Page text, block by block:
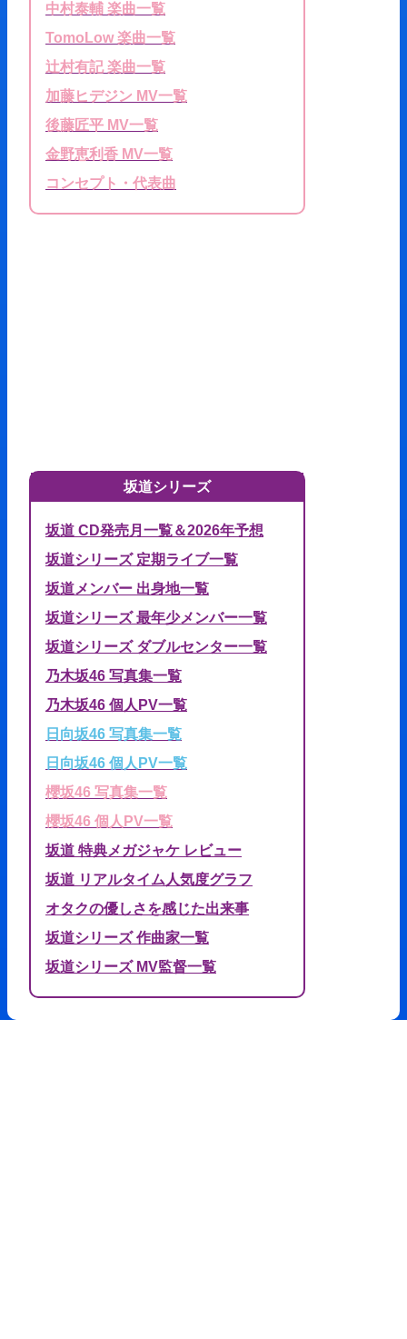
中村泰輔 楽曲一覧
TomoLow 楽曲一覧
辻村有記 楽曲一覧
加藤ヒデジン MV一覧
後藤匠平 MV一覧
金野恵利香 MV一覧
コンセプト・代表曲
坂道シリーズ
坂道 CD発売月一覧＆2026年予想
坂道シリーズ 定期ライブ一覧
坂道メンバー 出身地一覧
坂道シリーズ 最年少メンバー一覧
坂道シリーズ ダブルセンター一覧
乃木坂46 写真集一覧
乃木坂46 個人PV一覧
日向坂46 写真集一覧
日向坂46 個人PV一覧
櫻坂46 写真集一覧
櫻坂46 個人PV一覧
坂道 特典メガジャケ レビュー
坂道 リアルタイム人気度グラフ
オタクの優しさを感じた出来事
坂道シリーズ 作曲家一覧
坂道シリーズ MV監督一覧